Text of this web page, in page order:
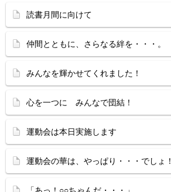
読書月間に向けて
仲間とともに、さらなる絆を・・・。
みんなを輝かせてくれました！
心を一つに みんなで団結！
運動会は本日実施します
運動会の華は、やっぱり・・・でしょ！